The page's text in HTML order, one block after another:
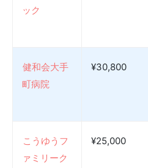
ック
健和会大手
町病院
¥30,800
こうゆうフ
ァミリーク
¥25,000